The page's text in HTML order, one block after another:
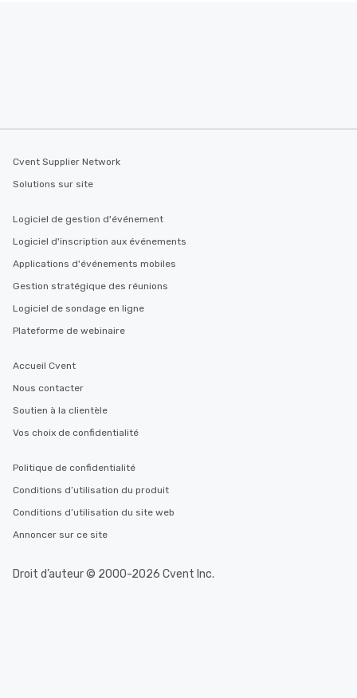
Different Types of
Cvent Supplier Network
Solutions sur site
Logiciel de gestion d'événement
Logiciel d'inscription aux événements
Applications d'événements mobiles
Gestion stratégique des réunions
Logiciel de sondage en ligne
Plateforme de webinaire
Accueil Cvent
Nous contacter
Soutien à la clientèle
Vos choix de confidentialité
Politique de confidentialité
Conditions d’utilisation du produit
Conditions d’utilisation du site web
Annoncer sur ce site
Droit d’auteur © 2000-2026 Cvent Inc.